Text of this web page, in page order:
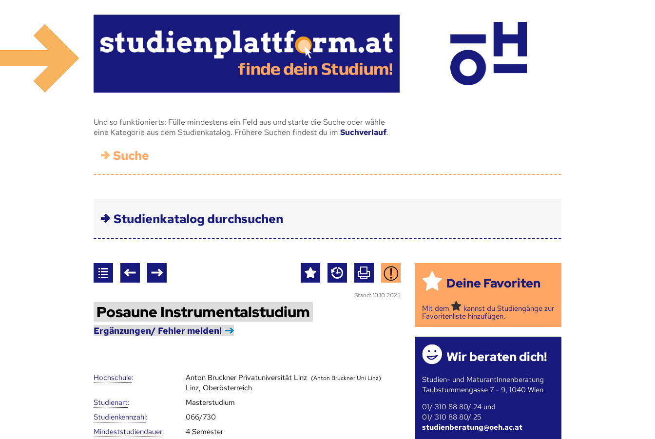
Und so funktionierts: Fülle mindestens ein Feld aus und starte die Suche oder wähle
eine Kategorie aus dem Studienkatalog. Frühere Suchen findest du im Suchverlauf.
Suche
Studienkatalog durchsuchen
Stand: 13.10.2025
Posaune Instrumentalstudium
Ergänzungen/ Fehler melden!
Hoch­schule: Anton Bruckner Privatuniversität Linz (Anton Bruckner Uni Linz)
Linz, Oberösterreich
Studienart:
Masterstudium
Studien­kenn­zahl:
066/730
Mindest­studien­dauer:
4 Semester
Deine Favoriten
Mit dem
kannst du Studiengänge zur
Favoritenliste hinzufügen.
Wir beraten dich!
Studien- und MaturantInnenberatung
Taubstummengasse 7 - 9, 1040 Wien
01/ 310 88 80/ 24 und
01/ 310 88 80/ 25
studienberatung@oeh.ac.at